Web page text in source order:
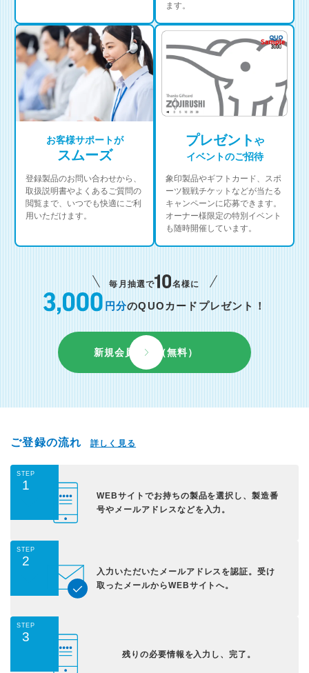
ます。
お客様サポートが
スムーズ
登録製品のお問い合わせから、
取扱説明書やよくあるご質問の
閲覧まで、いつでも快適にご利
用いただけます。
プレゼントや
イベントのご招待
象印製品やギフトカード、スポ
ーツ観戦チケットなどが当たる
キャンペーンに応募できます。
オーナー様限定の特別イベント
も随時開催しています。
毎月抽選で 名様に
円分のQUOカードプレゼント！
新規会員登録（無料）
ご登録の流れ 詳しく見る
STEP
1
WEBサイトでお持ちの製品を選択し、製造番
号やメールアドレスなどを入力。
STEP
2
入力いただいた メールアドレスを認証。受け
取ったメールからWEBサイトへ。
STEP
3
残りの必要情報を入力し、完了。